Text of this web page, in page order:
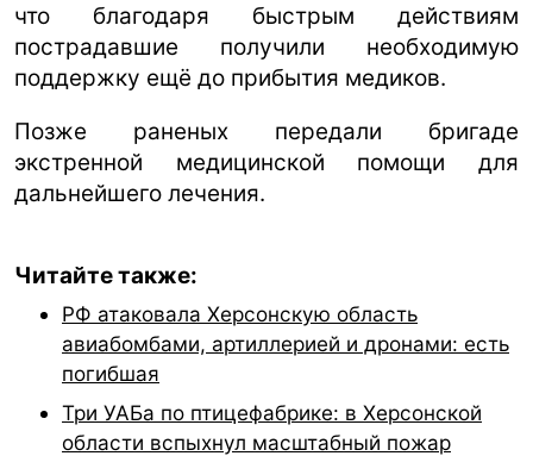
что благодаря быстрым действиям
пострадавшие получили необходимую
поддержку ещё до прибытия медиков.
Позже раненых передали бригаде
экстренной медицинской помощи для
дальнейшего лечения.
Читайте также:
РФ атаковала Херсонскую область
авиабомбами, артиллерией и дронами: есть
погибшая
Три УАБа по птицефабрике: в Херсонской
области вспыхнул масштабный пожар